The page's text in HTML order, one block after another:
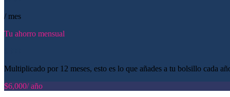
/ mes
Tu ahorro mensual
Multiplicado por 12 meses, esto es lo que añades a tu bolsillo cada
$6,000/ año